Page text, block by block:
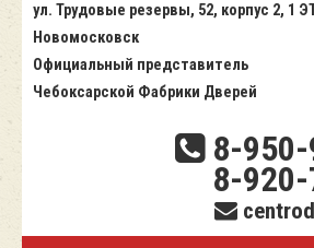
ул. Трудовые резервы, 52, корпус 2, 1
Новомосковск
Официальный представитель
Чебоксарской Фабрики Дверей
8-950-
8-